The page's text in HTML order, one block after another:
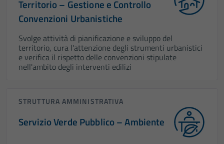
Territorio – Gestione e Controllo
Convenzioni Urbanistiche
Svolge attività di pianificazione e sviluppo del
territorio, cura l'attenzione degli strumenti urbanistici
e verifica il rispetto delle convenzioni stipulate
nell'ambito degli interventi edilizi
STRUTTURA AMMINISTRATIVA
Servizio Verde Pubblico – Ambiente